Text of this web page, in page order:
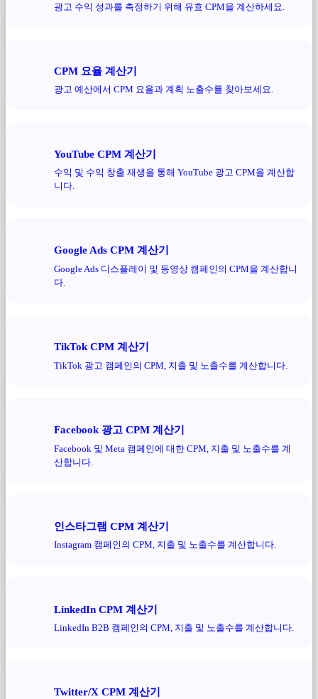
광고 수익 성과를 측정하기 위해 유효 CPM을 계산하세요.
CPM 요율 계산기
광고 예산에서 CPM 요율과 계획 노출수를 찾아보세요.
YouTube CPM 계산기
수익 및 수익 창출 재생을 통해 YouTube 광고 CPM을 계산합
니다.
Google Ads CPM 계산기
Google Ads 디스플레이 및 동영상 캠페인의 CPM을 계산합니
다.
TikTok CPM 계산기
TikTok 광고 캠페인의 CPM, 지출 및 노출수를 계산합니다.
Facebook 광고 CPM 계산기
Facebook 및 Meta 캠페인에 대한 CPM, 지출 및 노출수를 계
산합니다.
인스타그램 CPM 계산기
Instagram 캠페인의 CPM, 지출 및 노출수를 계산합니다.
LinkedIn CPM 계산기
LinkedIn B2B 캠페인의 CPM, 지출 및 노출수를 계산합니다.
Twitter/X CPM 계산기